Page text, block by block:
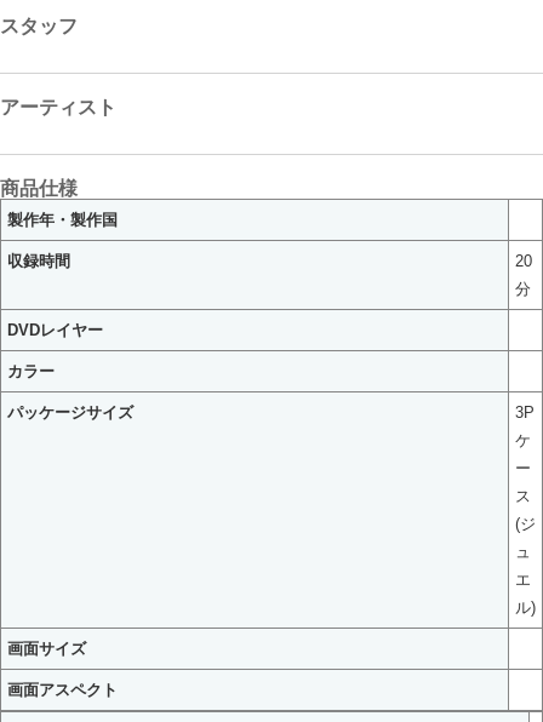
スタッフ
アーティスト
商品仕様
製作年・製作国
収録時間
20
分
DVDレイヤー
カラー
パッケージサイズ
3P
ケ
ー
ス
(ジ
ュ
エ
ル)
画面サイズ
画面アスペクト